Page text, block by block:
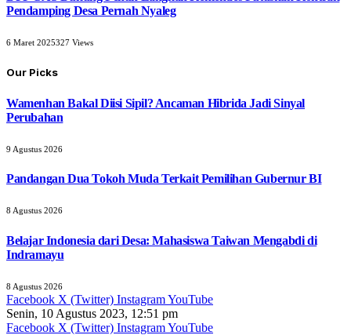
Pendamping Desa Pernah Nyaleg
6 Maret 2025327 Views
Our Picks
Wamenhan Bakal Diisi Sipil? Ancaman Hibrida Jadi Sinyal
Perubahan
9 Agustus 2026
Pandangan Dua Tokoh Muda Terkait Pemilihan Gubernur BI
8 Agustus 2026
Belajar Indonesia dari Desa: Mahasiswa Taiwan Mengabdi di
Indramayu
8 Agustus 2026
Facebook X (Twitter) InstagramYouTube
Senin, 10 Agustus 2023, 12:51 pm
Facebook X (Twitter) InstagramYouTube